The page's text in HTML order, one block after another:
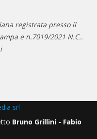
registrata presso il
e n.7019/2021 N.C..
srl
Bruno Grillini - Fabio